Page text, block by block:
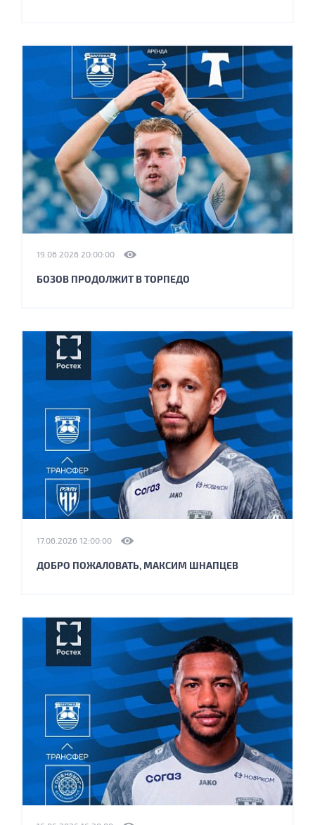
19.06.2026 20:00:00
БОЗОВ ПРОДОЛЖИТ В ТОРПЕДО
17.06.2026 12:00:00
ДОБРО ПОЖАЛОВАТЬ, МАКСИМ ШНАПЦЕВ